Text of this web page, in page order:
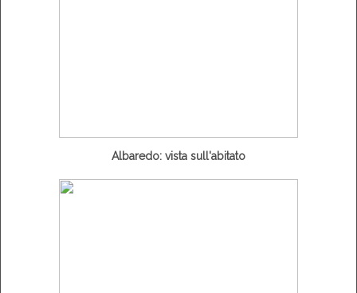
Albaredo: vista sull'abitato